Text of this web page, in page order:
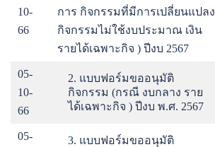
10-
66
การ กิจกรรมที่มีการเปลี่ยนแปลง
กิจกรรมไม่ใช้งบประมาณ เงิน
รายได้เฉพาะกิจ ) ปีงบ 2567
05-
10-
66
2. แบบฟอร์มขออนุมัติ
กิจกรรม (กรณี งบกลาง ราย
ได้เฉพาะกิจ ) ปีงบ พ.ศ. 2567
05-
3. แบบฟอร์มขออนุมัติ